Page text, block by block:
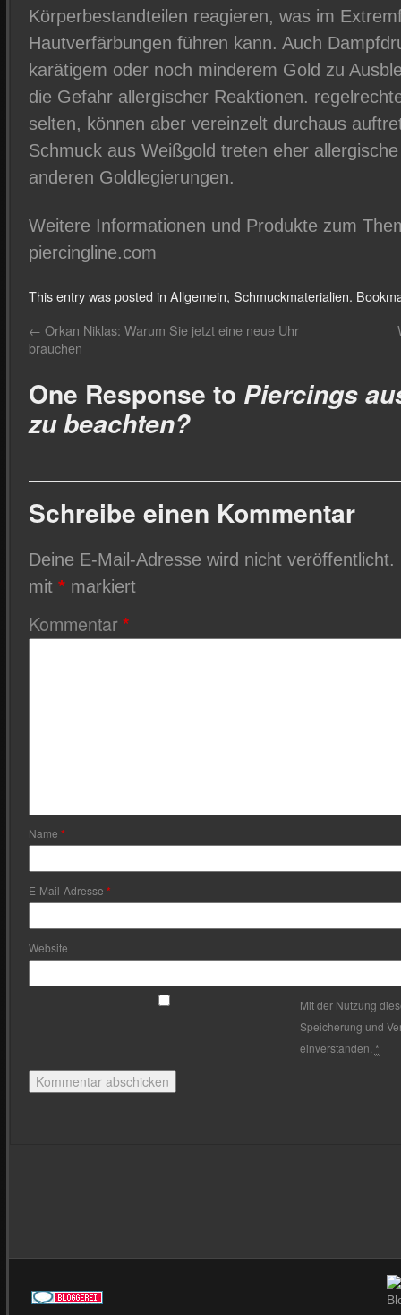
Körperbestandteilen reagieren, was im
Hautverfärbungen führen kann. Auch
karätigem oder noch minderem Gold zu
die Gefahr allergischer Reaktionen.
selten, können aber vereinzelt durchaus
Schmuck aus Weißgold treten eher
anderen Goldlegierungen.
Weitere Informationen und Produkte zum
piercingline.com
This entry was posted in Allgemein, Schmuckmaterialien.
← Orkan Niklas: Warum Sie jetzt eine neue Uhr
brauchen
One Response to Piercings
zu beachten?
Schreibe einen Kommentar
Deine E-Mail-Adresse wird nicht veröffentlicht.
mit * markiert
Kommentar*
Name *
E-Mail-Adresse *
Website
Mit der Nutzung
Speicherung und
einverstanden. *